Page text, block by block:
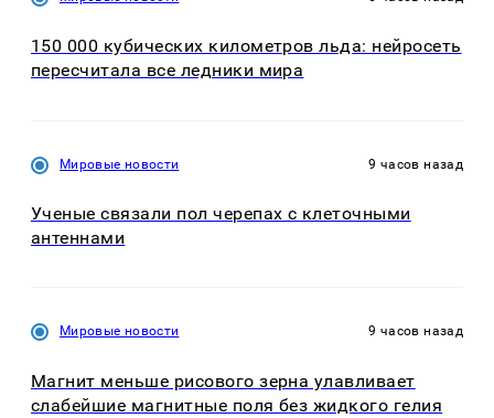
150 000 кубических километров льда: нейросеть
пересчитала все ледники мира
Мировые новости 9 часов назад
Ученые связали пол черепах с клеточными
антеннами
Мировые новости 9 часов назад
Магнит меньше рисового зерна улавливает
слабейшие магнитные поля без жидкого гелия